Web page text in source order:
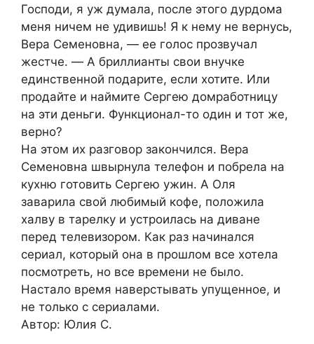
Господи, я уж думала, после этого дурдома
меня ничем не удивишь! Я к нему не вернусь,
Вера Семеновна, ― ее голос прозвучал
жестче. ― А бриллианты свои внучке
единственной подарите, если хотите. Или
продайте и наймите Сергею домработницу
на эти деньги. Функционал-то один и тот же,
верно?
На этом их разговор закончился. Вера
Семеновна швырнула телефон и побрела на
кухню готовить Сергею ужин. А Оля
заварила свой любимый кофе, положила
халву в тарелку и устроилась на диване
перед телевизором. Как раз начинался
сериал, который она в прошлом все хотела
посмотреть, но все времени не было.
Настало время наверстывать упущенное, и
не только с сериалами.
Автор: Юлия С.